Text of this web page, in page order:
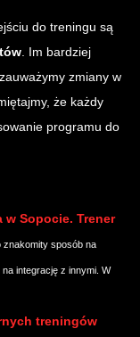
do treningu są
. Im bardziej
zmiany w
że każdy
programu do
w Sopocie. Trener
znakomity sposób na
integrację z innymi. W
treningów